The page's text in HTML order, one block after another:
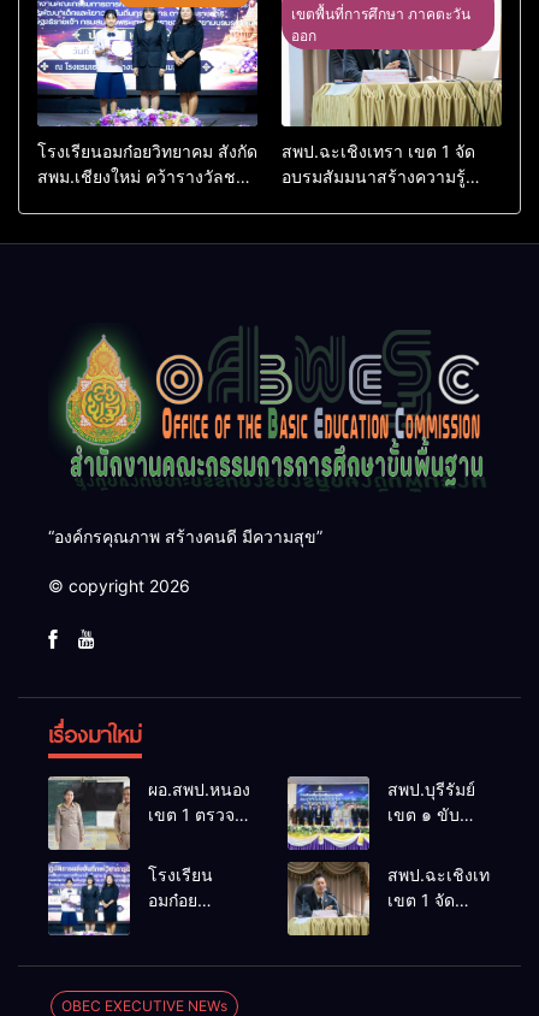
โรงเรียนอมก๋อยวิทยาคม สังกัด
สพม.เชียงใหม่ คว้ารางวัลชนะ
เขตพื้นที่การศึกษา ภาคตะวัน
ออก
สพป.ฉะเชิงเทรา เขต 1 จัด
อบรมสัมมนาสร้างความรู้
“องค์กรคุณภาพ สร้างคนดี มีความสุข”
© copyright 2026
เรื่องมาใหม่
ผอ.สพป.หนองคาย
เขต 1 ตรวจ
กำลังใจใน
การจัดการ
อนุบาลอรุณ
รังษี
สพป.บุรีรัมย์
เขต ๑ ขับ
โรงเรียน
ขนาดเล็กด้วย
ปัญญา
โรงเรียน
อมก๋อย
คว้ารางวัล
สพป.ฉะเชิงเทรา
เขต 1 จัด
OBEC EXECUTIVE NEWs